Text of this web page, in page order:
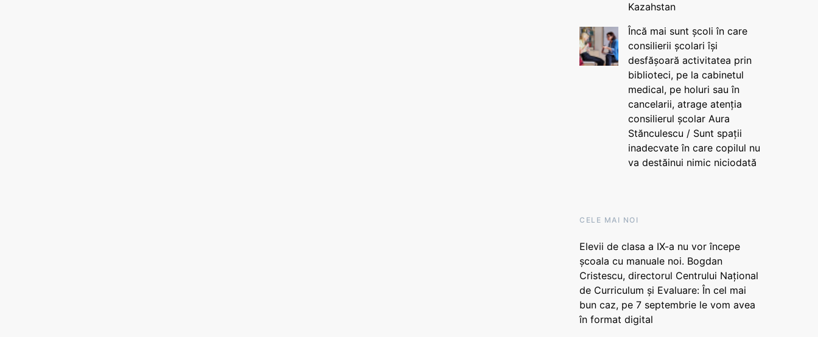
Kazahstan
Încă mai sunt școli în care
consilierii școlari își
desfășoară activitatea prin
biblioteci, pe la cabinetul
medical, pe holuri sau în
cancelarii, atrage atenția
consilierul școlar Aura
Stănculescu / Sunt spații
inadecvate în care copilul nu
va destăinui nimic niciodată
CELE MAI NOI
Elevii de clasa a IX-a nu vor începe
școala cu manuale noi. Bogdan
Cristescu, directorul Centrului Național
de Curriculum și Evaluare: În cel mai
bun caz, pe 7 septembrie le vom avea
în format digital